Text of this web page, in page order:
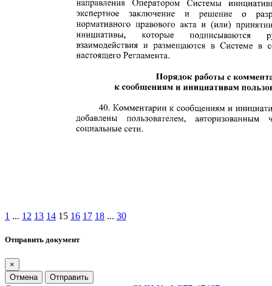
1 ... 12 13 14 15 16 17 18 ... 30
Отправить документ
×
Отмена
Отправить